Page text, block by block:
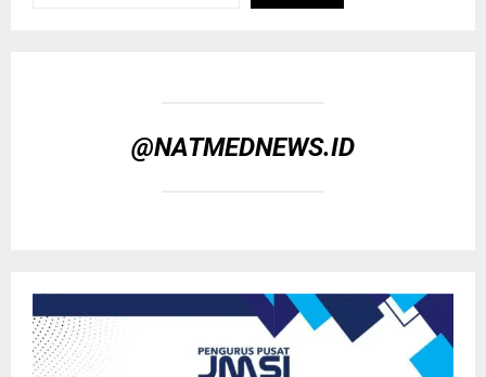
@NATMEDNEWS.ID